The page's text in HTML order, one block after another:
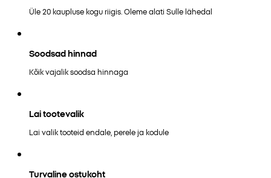
Üle 20 kaupluse kogu riigis. Oleme alati Sulle lähedal
Soodsad hinnad
Kõik vajalik soodsa hinnaga
Lai tootevalik
Lai valik tooteid endale, perele ja kodule
Turvaline ostukoht